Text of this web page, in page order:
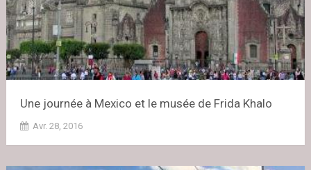
Une journée à Mexico et le musée de Frida Khalo
Avr. 28, 2016